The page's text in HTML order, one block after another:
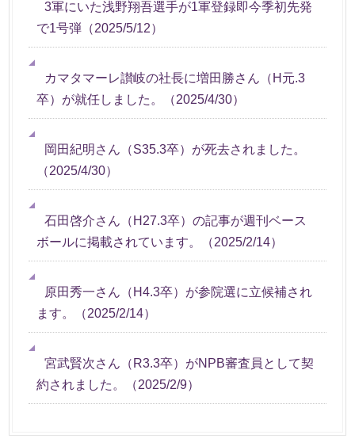
3軍にいた浅野翔吾選手が1軍登録即今季初先発
で1号弾 （2025/5/12）
カマタマーレ讃岐の社長に増田勝さん（H元.3
卒）が就任しました。
（2025/4/30）
岡田紀明さん（S35.3卒）が死去されました。
（2025/4/30）
石田啓介さん（H27.3卒）の記事が週刊ベース
ボールに掲載されています。
（2025/2/14）
原田秀一さん（H4.3卒）が参院選に立候補され
ます。
（2025/2/14）
宮武賢次さん（R3.3卒）がNPB審査員として契
約されました。
（2025/2/9）